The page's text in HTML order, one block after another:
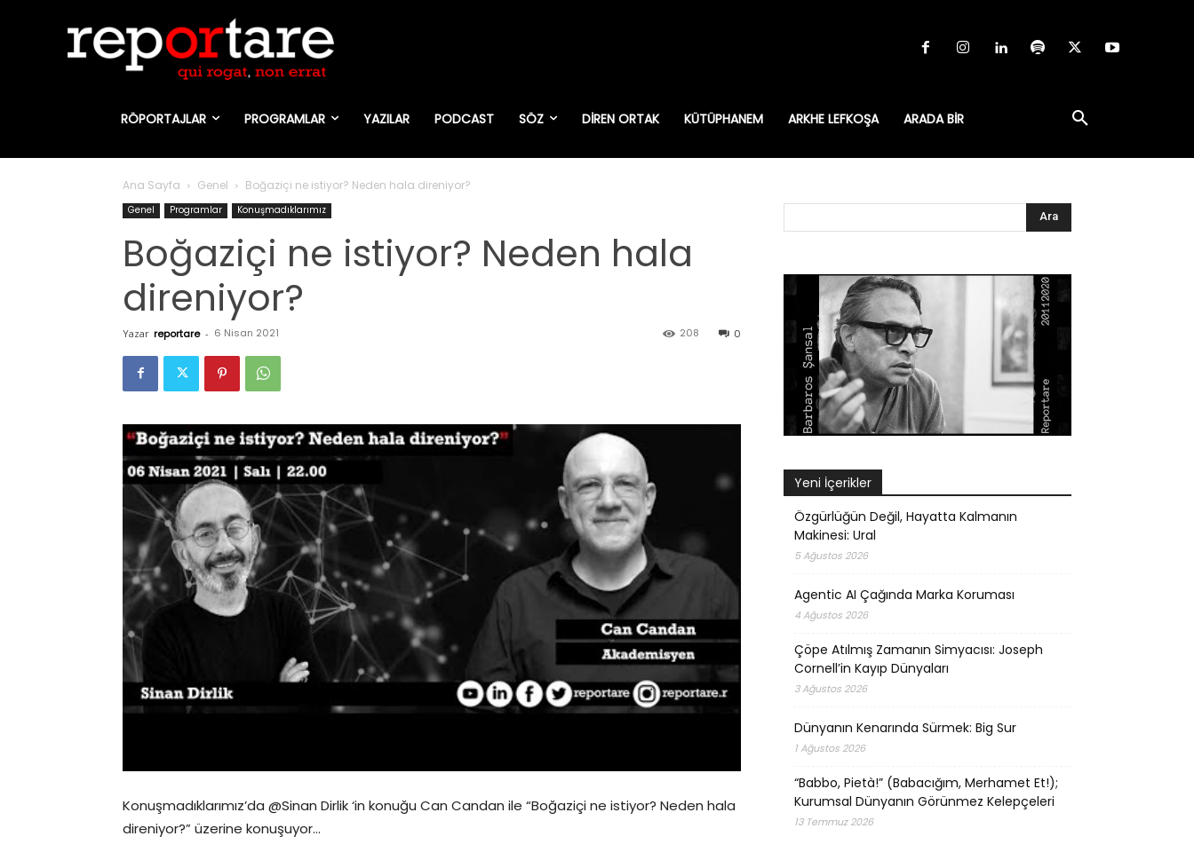
RÖPORTAJLAR PROGRAMLAR YAZILAR PODCAST SÖZ DIREN ORTAK KÜTÜPHANEM ARKHE LEFKOŞA ARADA BIR
Ana Sayfa Genel Boğaziçi ne istiyor? Neden hala direniyor?
Genel Programlar Konuşmadıklarımız
Boğaziçi ne istiyor? Neden hala
direniyor?
Yazar reportare - 6 Nisan 2021 0
208
Konuşmadıklarımız’da @Sinan Dirlik ‘in konuğu Can Candan ile “Boğaziçi ne istiyor? Neden hala
direniyor?” üzerine konuşuyor…
Yeni İçerikler
Özgürlüğün Değil, Hayatta Kalmanın
Makinesi: Ural
5 Ağustos 2026
Agentic AI Çağında Marka Koruması
4 Ağustos 2026
Çöpe Atılmış Zamanın Simyacısı: Joseph
Cornell’in Kayıp Dünyaları
3 Ağustos 2026
Dünyanın Kenarında Sürmek: Big Sur
1 Ağustos 2026
“Babbo, Pietà!” (Babacığım, Merhamet Et!);
Kurumsal Dünyanın Görünmez Kelepçeleri
13 Temmuz 2026